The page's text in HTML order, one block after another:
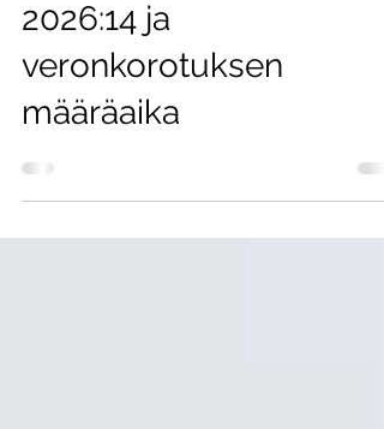
ja ne bis in idem – KKO
2026:14 ja
veronkorotuksen
määräaika